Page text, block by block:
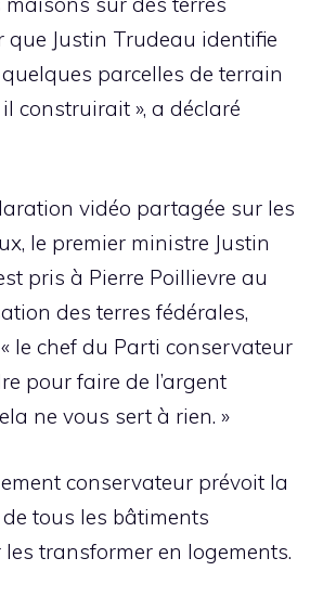
que Justin Trudeau identifie
parcelles de terrain
construirait », a déclaré
vidéo partagée sur les
le premier ministre Justin
pris à Pierre Poillievre au
des terres fédérales,
le chef du Parti conservateur
pour faire de l’argent
ne vous sert à rien. »
conservateur prévoit la
tous les bâtiments
transformer en logements.